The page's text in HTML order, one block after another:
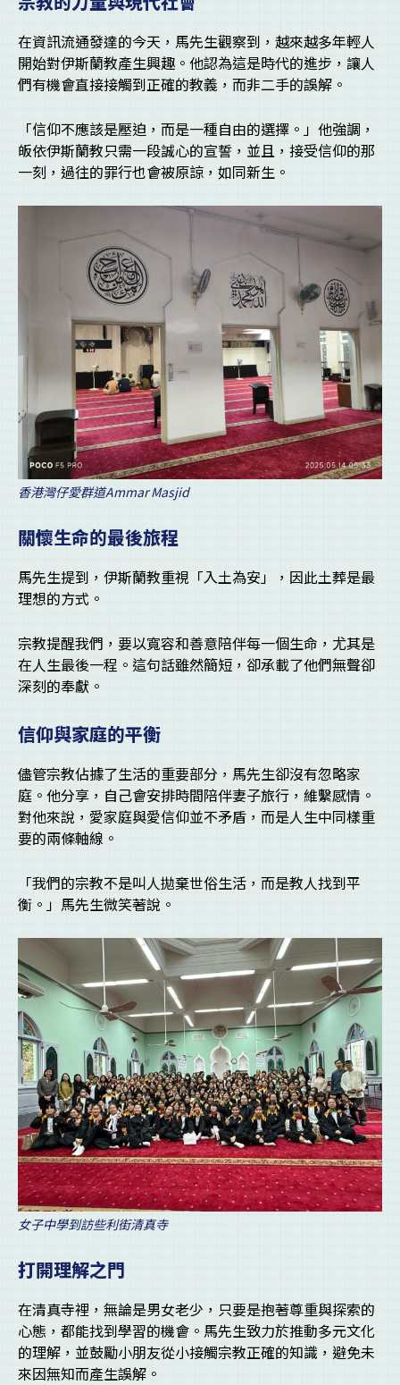
在資訊流通發達的今天，馬先生觀察到，越來越多年輕人
開始對伊斯蘭教產生興趣。他認為這是時代的進步，讓人
們有機會直接接觸到正確的教義，而非二手的誤解。
「信仰不應該是壓迫，而是一種自由的選擇。」他強調，
皈依伊斯蘭教只需一段誠心的宣誓，並且，接受信仰的那
一刻，過往的罪行也會被原諒，如同新生。
香港灣仔愛群道Ammar Masjid
關懷生命的最後旅程
馬先生提到，伊斯蘭教重視「入土為安」，因此土葬是最
理想的方式。
宗教提醒我們，要以寬容和善意陪伴每一個生命，尤其是
在人生最後一程。這句話雖然簡短，卻承載了他們無聲卻
深刻的奉獻。
信仰與家庭的平衡
儘管宗教佔據了生活的重要部分，馬先生卻沒有忽略家
庭。他分享，自己會安排時間陪伴妻子旅行，維繫感情。
對他來說，愛家庭與愛信仰並不矛盾，而是人生中同樣重
要的兩條軸線。
「我們的宗教不是叫人拋棄世俗生活，而是教人找到平
衡。」馬先生微笑著說。
女子中學到訪些利街清真寺
打開理解之門
在清真寺裡，無論是男女老少，只要是抱著尊重與探索的
心態，都能找到學習的機會。馬先生致力於推動多元文化
的理解，並鼓勵小朋友從小接觸宗教正確的知識，避免未
來因無知而產生誤解。